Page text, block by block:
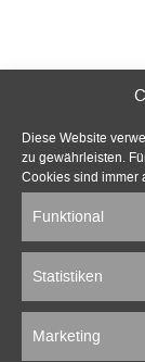
Diese Website
zu gewährleisten.
Cookies sind immer
Funktional
Statistiken
Marketing